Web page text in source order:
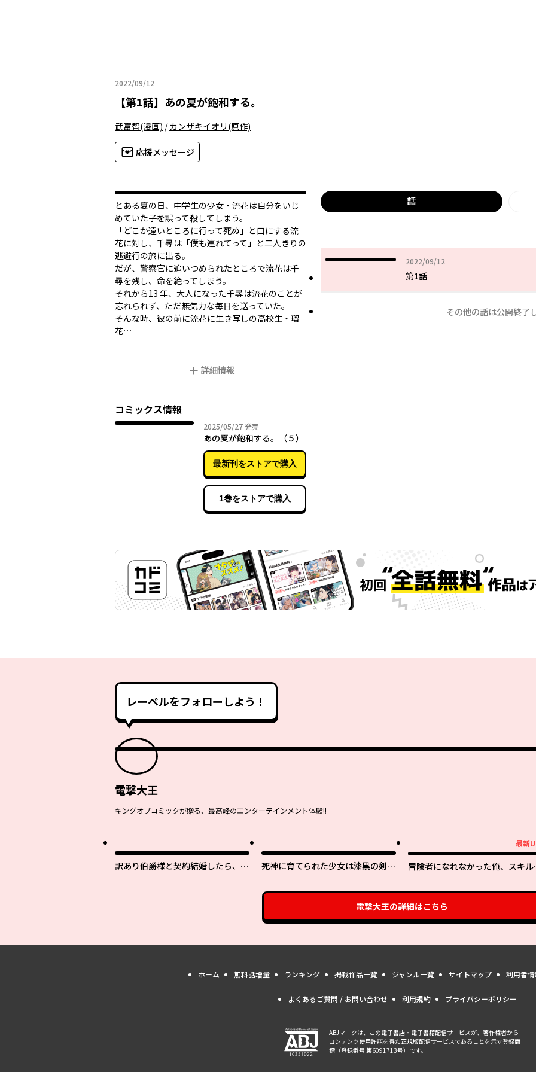
2022/09/12
2022年09月12日
【第1話】 あの夏が飽和する。
武富智(漫画) /カンザキイオリ (原作)
応援メッセージ
とある夏の日、中学生の少女・流花は自分をいじ
めていた子を誤って殺してしまう。
「どこか遠いところに行って死ぬ」と口にする流
花に対し、千尋は「僕も連れてって」と二人きりの
逃避行の旅に出る。
だが、警察官に追いつめられたところで流花は千
尋を残し、命を絶ってしまう。
それから13 年、大人になった千尋は流花のことが
忘れられず、ただ無気力な毎日を送っていた。
そんな時、彼の前に流花に生き写しの高校生・瑠
花…
詳細情報
コミックス情報
2025/05/272025年05月27日
発売
あの夏が飽和する。（５）
最新刊をストアで購入
1巻をストアで購入
話
2022/09/12
2022年09月12日
第1話
その他の話は公開終了
レーベルをフォローしよう！
電撃大王
キングオブコミックが贈る、最高峰のエンターテインメント体験!!
訳あり伯爵様と契約結婚したら、義
死神に育てられた少女は漆黒の剣を
最新
冒険者になれなかった俺、スキル
人助け!?
電撃大王の詳細はこちら
ホーム 無料話増量 ランキング 掲載作品一覧 ジャンル一覧 サイトマップ 利用者
よくあるご質問 / お問い合わせ 利用規約 プライバシーポリシー
ABJマークは、この電子書店・電子書籍配信サービスが、著作権者から
コンテンツ使用許諾を得た正規版配信サービスであることを示す登録商
標（登録番号 第6091713号）です。